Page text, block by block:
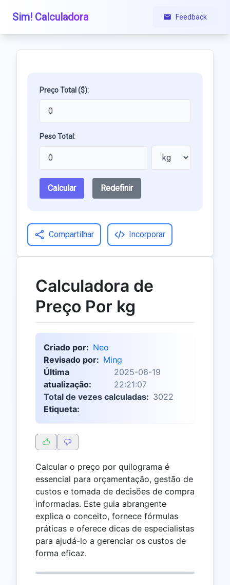
Sim! Calculadora Feedback
Preço Total ($):
Peso Total:
Calcular Redefinir
Compartilhar Incorporar
Calculadora de
Preço Por kg
Criado por: Neo
Revisado por: Ming
Última
atualização:
2025-06-19
22:21:07
Total de vezes calculadas: 3022
Etiqueta:
Calcular o preço por quilograma é
essencial para orçamentação, gestão de
custos e tomada de decisões de compra
informadas. Este guia abrangente
explica o conceito, fornece fórmulas
práticas e oferece dicas de especialistas
para ajudá-lo a gerenciar os custos de
forma eficaz.